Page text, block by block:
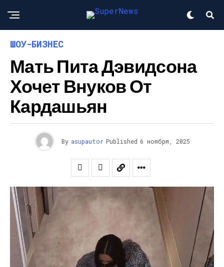
ШОУ-БИЗНЕС
Мать Пита Дэвидсона
Хочет Внуков От
Кардашьян
By asupautor Published 6 ноября, 2025